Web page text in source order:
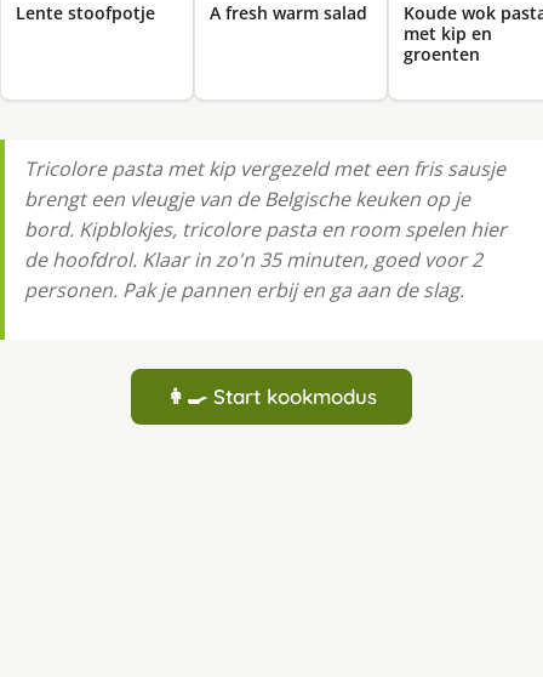
Lente stoofpotje A fresh warm salad
Koude wok
met kip en
groenten
Tricolore pasta met kip vergezeld met een fris sausje
brengt een vleugje van de Belgische keuken op je
bord. Kipblokjes, tricolore pasta en room spelen hier
de hoofdrol. Klaar in zo'n 35 minuten, goed voor 2
personen. Pak je pannen erbij en ga aan de slag.
👩‍🍳 Start kookmodus